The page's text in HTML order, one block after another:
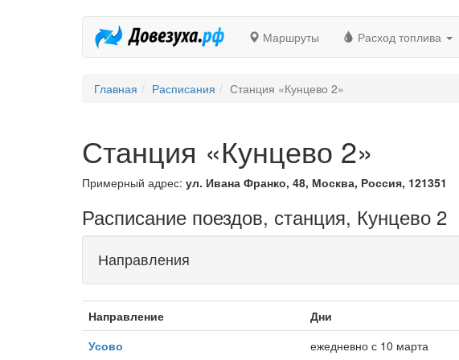
Маршруты Расход топлива
Главная Расписания Станция «Кунцево 2»
Станция «Кунцево 2»
Примерный адрес: ул. Ивана Франко, 48, Москва, Россия, 121351
Расписание поездов, станция, Кунцево 2
Направления
Направление Дни
Усово
ежедневно с 10 марта